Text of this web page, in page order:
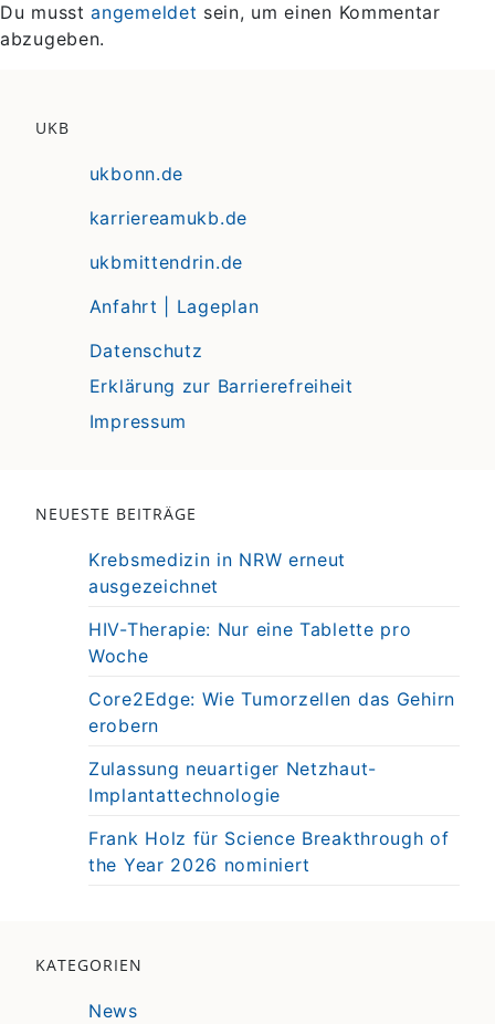
Du musstangemeldet sein, um einen Kommentar
abzugeben.
UKB
ukbonn.de
karriereamukb.de
ukbmittendrin.de
Anfahrt | Lageplan
Datenschutz
Erklärung zur Barrierefreiheit
Impressum
NEUESTE BEITRÄGE
Krebsmedizin in NRW erneut
ausgezeichnet
HIV-Therapie: Nur eine Tablette pro
Woche
Core2Edge: Wie Tumorzellen das Gehirn
erobern
Zulassung neuartiger Netzhaut-
Implantattechnologie
Frank Holz für Science Breakthrough of
the Year 2026 nominiert
KATEGORIEN
News